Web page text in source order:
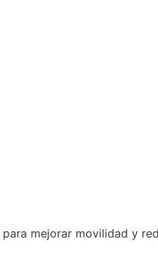
para mejorar movilidad y